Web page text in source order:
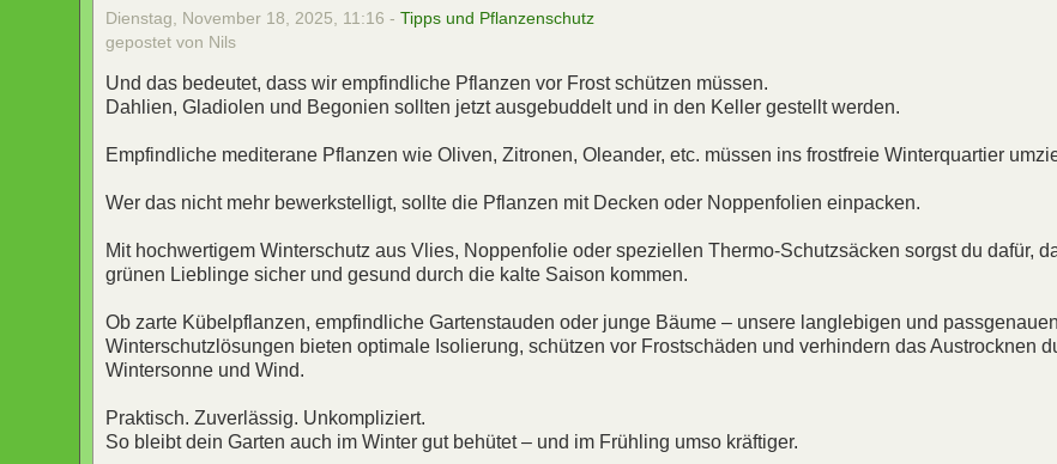
Dienstag, November 18, 2025, 11:16 -Tipps und Pflanzenschutz
gepostet von Nils
Und das bedeutet, dass wir empfindliche Pflanzen vor Frost schützen müssen.
Dahlien, Gladiolen und Begonien sollten jetzt ausgebuddelt und in den Keller gestellt werden.
Empfindliche mediterane Pflanzen wie Oliven, Zitronen, Oleander, etc. müssen ins frostfreie Winterquartier
Wer das nicht mehr bewerkstelligt, sollte die Pflanzen mit Decken oder Noppenfolien einpacken.
Mit hochwertigem Winterschutz aus Vlies, Noppenfolie oder speziellen Thermo-Schutzsäcken sorgst du dafür,
grünen Lieblinge sicher und gesund durch die kalte Saison kommen.
Ob zarte Kübelpflanzen, empfindliche Gartenstauden oder junge Bäume – unsere langlebigen und passgenauen
Winterschutzlösungen bieten optimale Isolierung, schützen vor Frostschäden und verhindern das Austrocknen
Wintersonne und Wind.
Praktisch. Zuverlässig. Unkompliziert.
So bleibt dein Garten auch im Winter gut behütet – und im Frühling umso kräftiger.